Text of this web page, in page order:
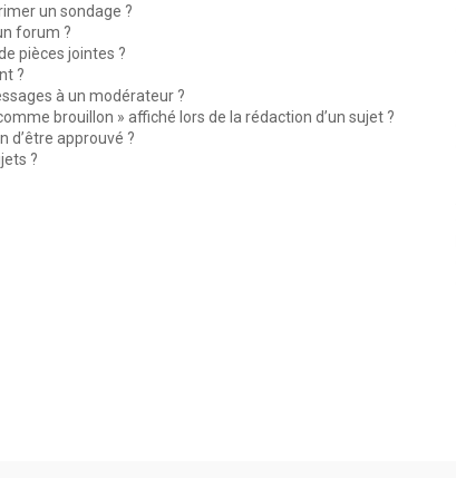
un sondage ?
forum ?
pièces jointes ?
?
à un modérateur ?
brouillon » affiché lors de la rédaction d’un sujet ?
d’être approuvé ?
?